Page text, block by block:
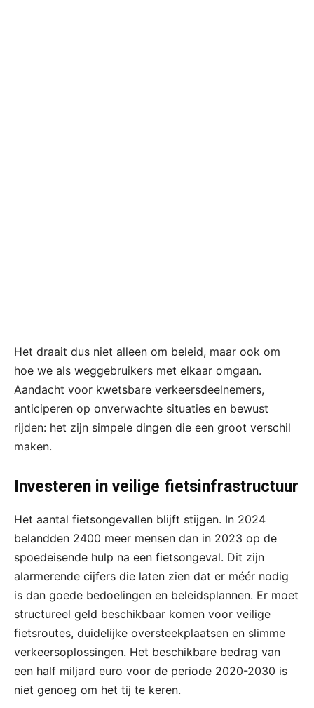
Het draait dus niet alleen om beleid, maar ook om
hoe we als weggebruikers met elkaar omgaan.
Aandacht voor kwetsbare verkeersdeelnemers,
anticiperen op onverwachte situaties en bewust
rijden: het zijn simpele dingen die een groot verschil
maken.
Investeren in veilige fietsinfrastructuur
Het aantal fietsongevallen blijft stijgen. In 2024
belandden 2400 meer mensen dan in 2023 op de
spoedeisende hulp na een fietsongeval. Dit zijn
alarmerende cijfers die laten zien dat er méér nodig
is dan goede bedoelingen en beleidsplannen. Er moet
structureel geld beschikbaar komen voor veilige
fietsroutes, duidelijke oversteekplaatsen en slimme
verkeersoplossingen. Het beschikbare bedrag van
een half miljard euro voor de periode 2020-2030 is
niet genoeg om het tij te keren.